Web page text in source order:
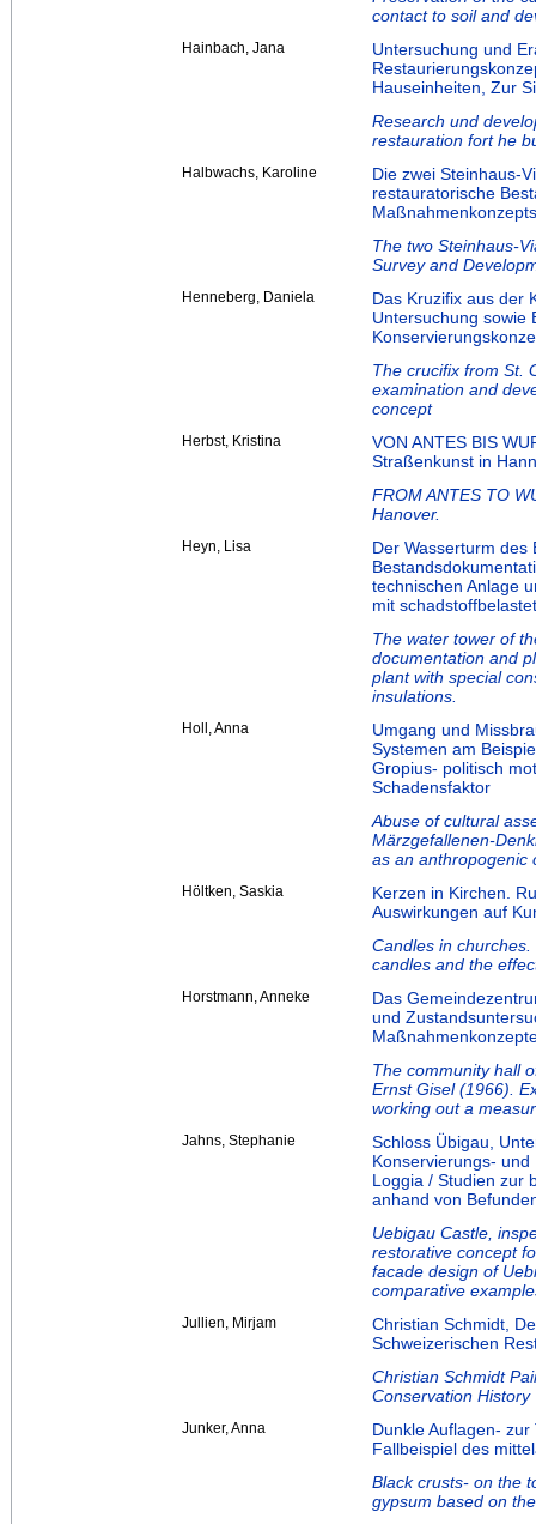
contact to soil and
Hainbach, Jana
Untersuchung und
Hauseinheiten, Zur
Research und
restauration fort he
Halbwachs, Karoline
Die zwei Steinhaus-
restauratorische
Maßnahmenkonzepts
The two Steinhaus-
Survey and
Henneberg, Daniela
Das Kruzifix aus der
Untersuchung sowie
The crucifix from St.
examination and
concept
Herbst, Kristina
VON ANTES BIS
Straßenkunst in
FROM ANTES TO
Hanover.
Heyn, Lisa
Der Wasserturm des
technischen Anlage
mit
The water tower of
documentation and
plant with special
insulations.
Holl, Anna
Umgang und
Systemen am
Gropius- politisch
Schadensfaktor
Abuse of cultural
Märzgefallenen-
as an anthropogenic
Höltken, Saskia
Kerzen in Kirchen.
Auswirkungen auf
Candles in
candles and the
Horstmann, Anneke
Das
und
The community hall
Ernst Gisel (1966).
working out a
Jahns, Stephanie
Schloss Übigau,
Konservierungs-
Loggia / Studien zur
anhand von
Uebigau Castle,
restorative concept
facade design of
comparative
Jullien, Mirjam
Christian Schmidt,
Schweizerischen
Christian Schmidt
Conservation History
Junker, Anna
Dunkle Auflagen-
Fallbeispiel des
Black crusts- on the
gypsum based on